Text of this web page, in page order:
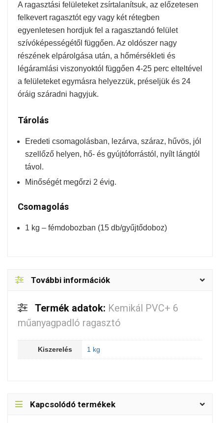
A ragasztási felületeket zsírtalanítsuk, az előzetesen
felkevert ragasztót egy vagy két rétegben
egyenletesen hordjuk fel a ragasztandó felület
szívóképességétől függően. Az oldószer nagy
részének elpárolgása után, a hőmérsékleti és
légáramlási viszonyoktól függően 4-25 perc elteltével
a felületeket egymásra helyezzük, préseljük és 24
óráig száradni hagyjuk.
Tárolás
Eredeti csomagolásban, lezárva, száraz, hűvös, jól
szellőző helyen, hő- és gyújtóforrástól, nyílt lángtól
távol.
Minőségét megőrzi 2 évig.
Csomagolás
1 kg – fémdobozban (15 db/gyűjtődoboz)
További információk
Termék adatok: Kemikál PVC+ 6
műanyagpadló ragasztó
Kiszerelés 1 kg
Kapcsolódó termékek